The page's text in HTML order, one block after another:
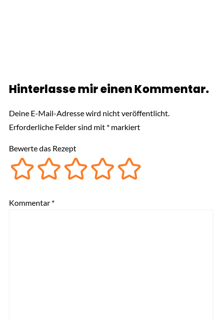
Hinterlasse mir einen Kommentar.
Deine E-Mail-Adresse wird nicht veröffentlicht.
Erforderliche Felder sind mit *markiert
Bewerte das Rezept
Kommentar *